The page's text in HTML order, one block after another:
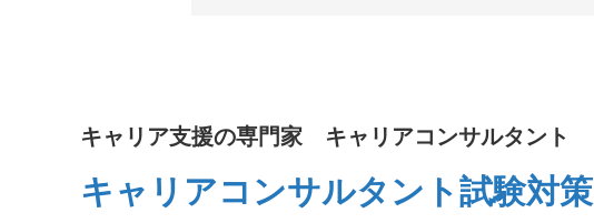
キャリア支援の専門家 キャリアコンサルタント
キャリアコンサルタント試験対策